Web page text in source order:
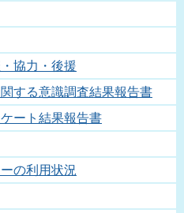
協力・後援
する意識調査結果報告書
ート結果報告書
の利用状況